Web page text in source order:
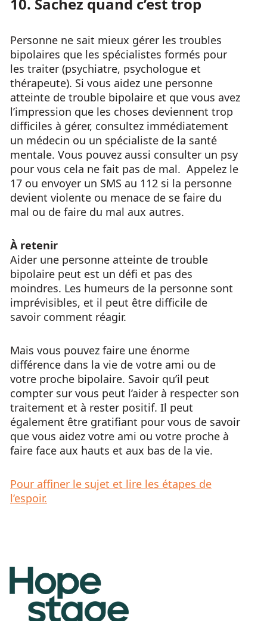
Personne ne sait mieux gérer les troubles
bipolaires que les spécialistes formés pour
les traiter (psychiatre, psychologue et
thérapeute). Si vous aidez une personne
atteinte de trouble bipolaire et que vous avez
l’impression que les choses deviennent trop
difficiles à gérer, consultez immédiatement
un médecin ou un spécialiste de la santé
mentale. Vous pouvez aussi consulter un psy
pour vous cela ne fait pas de mal. Appelez le
17 ou envoyer un SMS au 112 si la personne
devient violente ou menace de se faire du
mal ou de faire du mal aux autres.
À retenir
Aider une personne atteinte de trouble
bipolaire peut est un défi et pas des
moindres. Les humeurs de la personne sont
imprévisibles, et il peut être difficile de
savoir comment réagir.
Mais vous pouvez faire une énorme
différence dans la vie de votre ami ou de
votre proche bipolaire. Savoir qu’il peut
compter sur vous peut l’aider à respecter son
traitement et à rester positif. Il peut
également être gratifiant pour vous de savoir
que vous aidez votre ami ou votre proche à
faire face aux hauts et aux bas de la vie.
Pour affiner le sujet et lire les étapes de
l’espoir.